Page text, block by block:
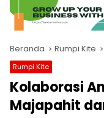
Beranda Rumpi Kite
Rumpi Kite
Kolaborasi
Majapahit